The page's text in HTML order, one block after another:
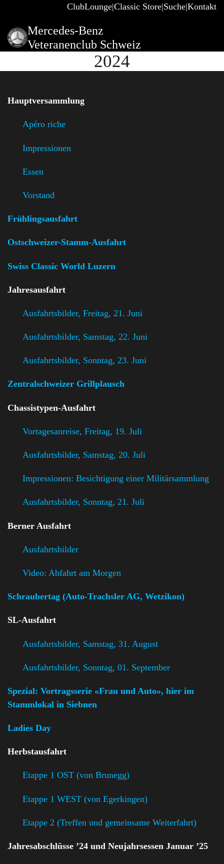
ClubLounge Classic Store Suche Kontakt
Mercedes-Benz
Veteranenclub Schweiz
2024
Hauptversammlung
Apéro riche
Impressionen
Essen
Vorstand
Frühlingsausfahrt
Ostschweizer-Stamm-Ausfahrt
Swiss Classic World Luzern
Jahresausfahrt
Ausfahrtsbilder, Freitag, 21. Juni
Ausfahrtsbilder, Samstag, 22. Juni
Ausfahrtsbilder, Sonntag, 23. Juni
Zentralschweizer Grillplausch
Chassistypen-Ausfahrt
Vortagesanreise, Freitag, 19. Juli
Ausfahrtsbilder, Samstag, 20. Juli
Impressionen: Besichtigung einer Militärsammlung
Ausfahrtsbilder, Sonntag, 21. Juli
Berner Ausfahrt
Ausfahrtsbilder
Video: Abfahrt am Morgen
Schraubertag (Auto-Trachsler AG, Wetzikon)
SL-Ausfahrt
Ausfahrtsbilder, Samstag, 31. August
Ausfahrtsbilder, Sonntag, 01. September
Spezial: Vortragsserie «Frau und Auto», hier im
Stammlokal in Siebnen
Ladies Day
Herbstausfahrt
Etappe 1 OST (von Brunegg)
Etappe 1 WEST (von Egerkingen)
Etappe 2 (Treffen und gemeinsame Weiterfahrt)
Jahresabschlüsse ’24 und Neujahrsessen Januar ’25